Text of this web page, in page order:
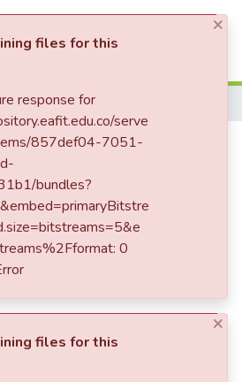
Modelo de negocio
interactiva
de locales
centros
la ciudad de
Simple item page
response for
serve
items/857def04-7051-
bundles?
0